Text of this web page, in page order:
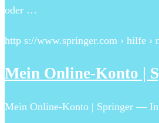
oder …
http s://www.springer.com › hilfe ›
Mein Online-Konto |
Mein Online-Konto | Springer —